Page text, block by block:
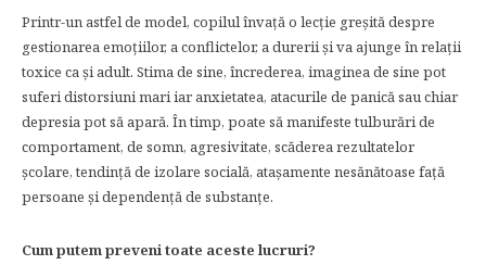
Printr-un astfel de model, copilul învață o lecție greșită despre
gestionarea emoțiilor, a conflictelor, a durerii și va ajunge în relații
toxice ca și adult. Stima de sine, încrederea, imaginea de sine pot
suferi distorsiuni mari iar anxietatea, atacurile de panică sau chiar
depresia pot să apară. În timp, poate să manifeste tulburări de
comportament, de somn, agresivitate, scăderea rezultatelor
școlare, tendință de izolare socială, atașamente nesănătoase față
persoane și dependență de substanțe.
Cum putem preveni toate aceste lucruri?